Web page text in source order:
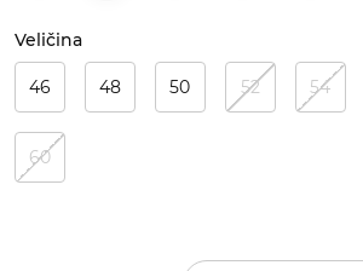
Veličina
46 48 50 52 54
60